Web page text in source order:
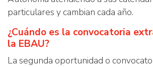
particulares y cambian cada año.
¿Cuándo es la convocatoria
la EBAU?
La segunda oportunidad o